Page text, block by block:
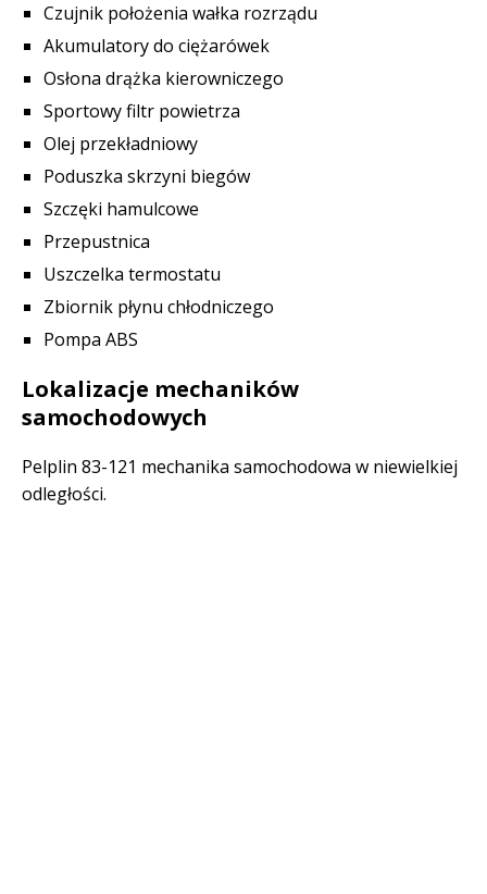
Czujnik położenia wałka rozrządu
Akumulatory do ciężarówek
Osłona drążka kierowniczego
Sportowy filtr powietrza
Olej przekładniowy
Poduszka skrzyni biegów
Szczęki hamulcowe
Przepustnica
Uszczelka termostatu
Zbiornik płynu chłodniczego
Pompa ABS
Lokalizacje mechaników
samochodowych
Pelplin 83-121 mechanika samochodowa w niewielkiej
odległości.